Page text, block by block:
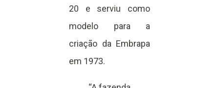
20 e serviu como
modelo para a
criação da Embrapa
em 1973.